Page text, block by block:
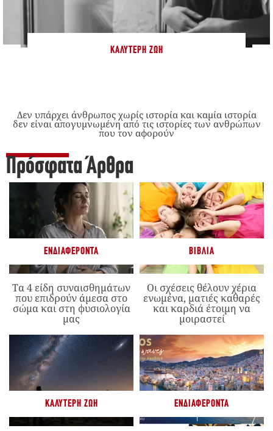
ΚΑΛΎΤΕΡΗ ΖΩΉ
Δεν υπάρχει άνθρωπος χωρίς ιστορία και καμία ιστορία
δεν είναι απογυμνωμένη από τις ιστορίες των ανθρώπων
που τον αφορούν
Πρόσφατα Άρθρα
ΕΝΔΙΑΦΈΡΟΝΤΑ
Τα 4 είδη συναισθημάτων
που επιδρούν άμεσα στο
σώμα και στη φυσιολογία
μας
ΒΙΒΛΊΑ
Οι σχέσεις θέλουν χέρια
ενωμένα, ματιές καθαρές
και καρδιά έτοιμη να
μοιραστεί
ΚΑΛΎΤΕΡΗ ΖΩΉ ΕΝΔΙΑΦΈΡΟΝΤΑ